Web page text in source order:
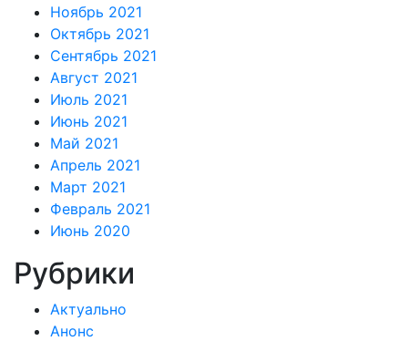
Ноябрь 2021
Октябрь 2021
Сентябрь 2021
Август 2021
Июль 2021
Июнь 2021
Май 2021
Апрель 2021
Март 2021
Февраль 2021
Июнь 2020
Рубрики
Актуально
Анонс